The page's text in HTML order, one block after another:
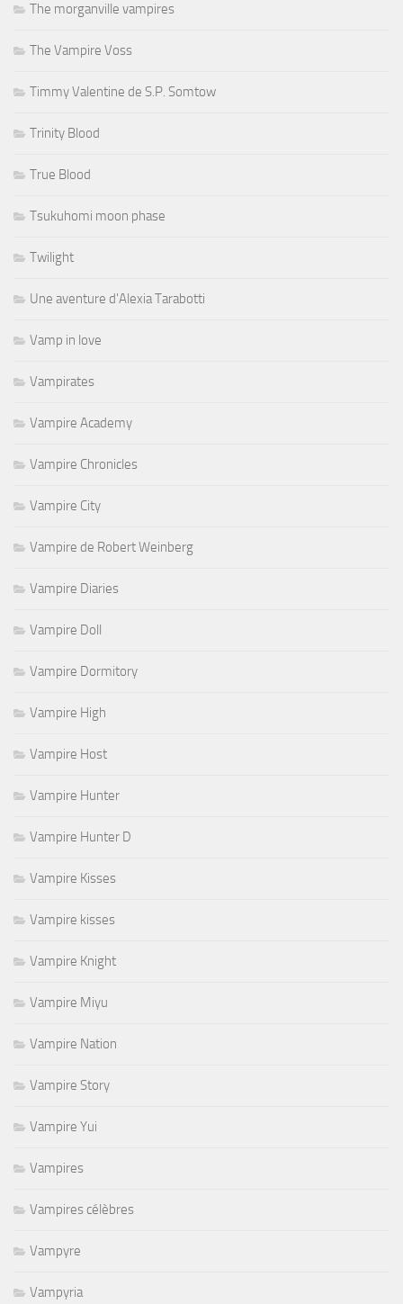
The morganville vampires
The Vampire Voss
Timmy Valentine de S.P. Somtow
Trinity Blood
True Blood
Tsukuhomi moon phase
Twilight
Une aventure d'Alexia Tarabotti
Vamp in love
Vampirates
Vampire Academy
Vampire Chronicles
Vampire City
Vampire de Robert Weinberg
Vampire Diaries
Vampire Doll
Vampire Dormitory
Vampire High
Vampire Host
Vampire Hunter
Vampire Hunter D
Vampire Kisses
Vampire kisses
Vampire Knight
Vampire Miyu
Vampire Nation
Vampire Story
Vampire Yui
Vampires
Vampires célèbres
Vampyre
Vampyria